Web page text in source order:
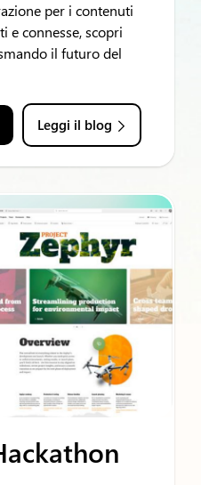
per i contenuti
e connesse, scopri
il futuro del
Leggi il blog